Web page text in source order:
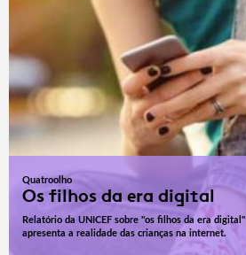
Quatroolho
Os filhos da era digital
Relatório da UNICEF sobre "os filhos da era digital"
apresenta a realidade das crianças na internet.